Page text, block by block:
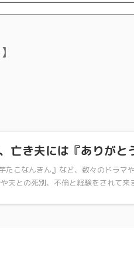
亡き夫には『ありがと
たこなんきん』など、数々のドラマ
夫との死別、不倫と経験をされて来